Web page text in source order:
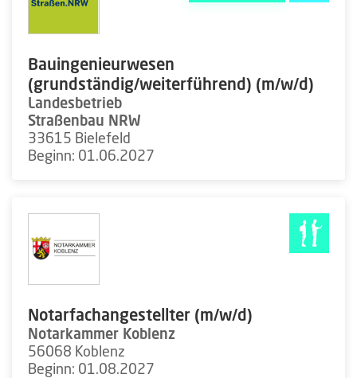
Bauingenieurwesen
(grundständig/weiterführend) (m/w/d)
Landesbetrieb
Straßenbau NRW
33615 Bielefeld
Beginn: 01.06.2027
Notarfachangestellter (m/w/d)
Notarkammer Koblenz
56068 Koblenz
Beginn: 01.08.2027